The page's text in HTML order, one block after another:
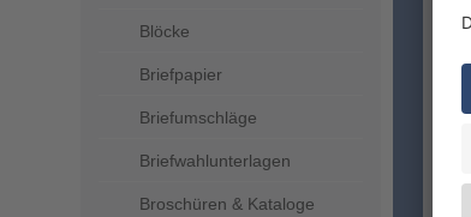
Blöcke
Briefpapier
Briefumschläge
Briefwahlunterlagen
Broschüren & Kataloge